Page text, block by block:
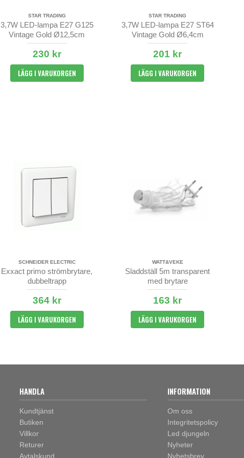
STAR TRADING
3,7W LED-lampa E27 G125
Vintage Gold Ø12,5cm
230 kr
LÄGG I VARUKORGEN
STAR TRADING
3,7W LED-lampa E27 ST64
Vintage Gold Ø6,4cm
201 kr
LÄGG I VARUKORGEN
SCHNEIDER ELECTRIC
Exxact primo strömbrytare,
dubbeltrapp
364 kr
LÄGG I VARUKORGEN
WATT&VEKE
Sladdställ 5m transparent
med brytare
163 kr
LÄGG I VARUKORGEN
HANDLA
Kundtjänst
Butiken
Villkor
Returer
Avtalskund
INFORMATION
Om oss
Integritetspolicy
Led djungeln
Nyheter
Nyhetsbrev